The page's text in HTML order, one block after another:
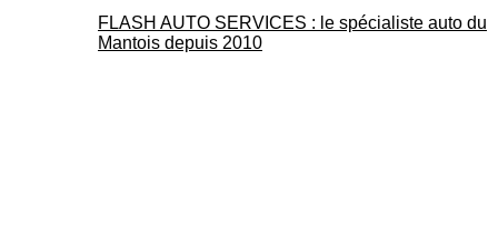
FLASH AUTO SERVICES : le spécialiste auto du
Mantois depuis 2010